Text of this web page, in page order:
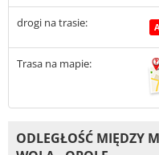
drogi na trasie:
Trasa na mapie:
ODLEGŁOŚĆ MIĘDZY